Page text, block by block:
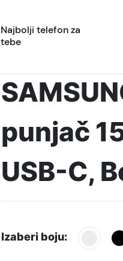
Najbolji telefon za
tebe
punjač
USB-C,
Izaberi boju: